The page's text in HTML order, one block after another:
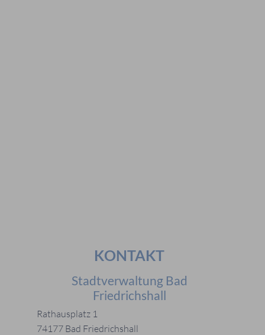
KONTAKT
Stadtverwaltung Bad
Friedrichshall
Rathausplatz 1
74177 Bad Friedrichshall